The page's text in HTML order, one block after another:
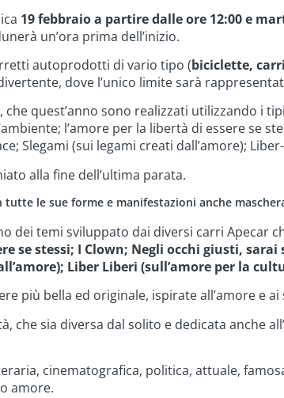
19 febbraio a partire dalle ore 12:00 e
un’ora prima dell’inizio.
autoprodotti di vario tipo (biciclette,
dove l’unico limite sarà
quest’anno sono realizzati utilizzando i
l’amore per la libertà di essere se
Slegami (sui legami creati dall’amore);
alla fine dell’ultima parata.
tutte le sue forme e manifestazioni anche
dei temi sviluppato dai diversi carri Apecar
se stessi; I Clown; Negli occhi giusti,
Liber Liberi (sull’amore per la
più bella ed originale, ispirate all’amore e
che sia diversa dal solito e dedicata anche
cinematografica, politica, attuale,
amore.